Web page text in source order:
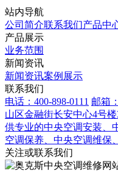
站内导航
公司简介联系我们产品中
产品展示
业务范围
新闻资讯
新闻资讯案例展示
联系我们
电话：400-898-0111 邮箱
山区金融街长安中心4号楼
供专业的中央空调安装、
空调保养、中央空调维保
关注或联系我们